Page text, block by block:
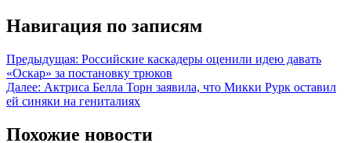
Навигация по записям
Предыдущая: Российские каскадеры оценили идею давать
«Оскар» за постановку трюков
Далее: Актриса Белла Торн заявила, что Микки Рурк оставил
ей синяки на гениталиях
Похожие новости